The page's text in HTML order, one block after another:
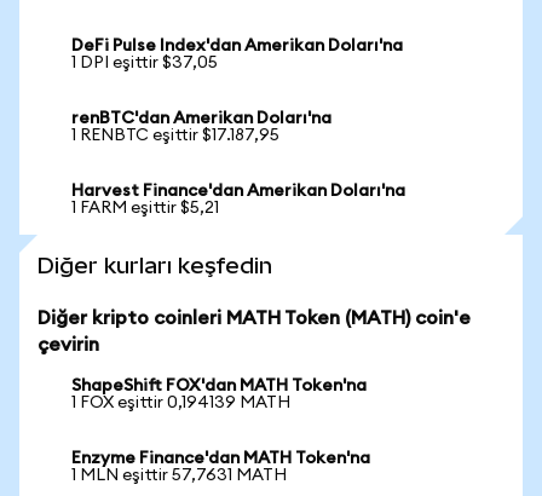
DeFi Pulse Index'dan Amerikan Doları'na
1 DPI eşittir $37,05
renBTC'dan Amerikan Doları'na
1 RENBTC eşittir $17.187,95
Harvest Finance'dan Amerikan Doları'na
1 FARM eşittir $5,21
Diğer kurları keşfedin
Diğer kripto coinleri MATH Token (MATH) coin'e
çevirin
ShapeShift FOX'dan MATH Token'na
1 FOX eşittir 0,194139 MATH
Enzyme Finance'dan MATH Token'na
1 MLN eşittir 57,7631 MATH